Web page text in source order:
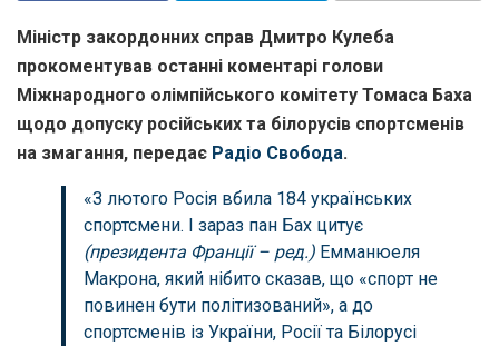
Міністр закордонних справ Дмитро Кулеба
прокоментував останні коментарі голови
Міжнародного олімпійського комітету Томаса Баха
щодо допуску російських та білорусів спортсменів
на змагання, передає Радіо Свобода.
«З лютого Росія вбила 184 українських
спортсмени. І зараз пан Бах цитує
(президента Франції – ред.) Емманюеля
Макрона, який нібито сказав, що «спорт не
повинен бути політизований», а до
спортсменів із України, Росії та Білорусі